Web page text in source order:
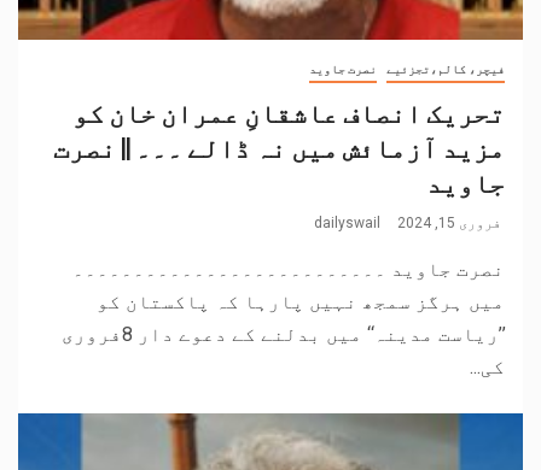
فیچر، کالم،تجزئیے نصرت جاوید
تحریک انصاف عاشقانِ عمران خان کو
مزید آزمائش میں نہ ڈالے ۔۔۔ || نصرت
جاوید
فروری 15, 2024 dailyswail
نصرت جاوید ۔۔۔۔۔۔۔۔۔۔۔۔۔۔۔۔۔۔۔۔۔۔۔۔۔۔
میں ہرگز سمجھ نہیں پارہا کہ پاکستان کو
’’ریاست مدینہ‘‘ میں بدلنے کے دعوے دار 8فروری
کی...